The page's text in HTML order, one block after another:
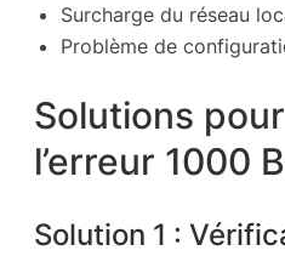
Surcharge du réseau
Problème de
Solutions
l’erreur 1000
Solution 1 :